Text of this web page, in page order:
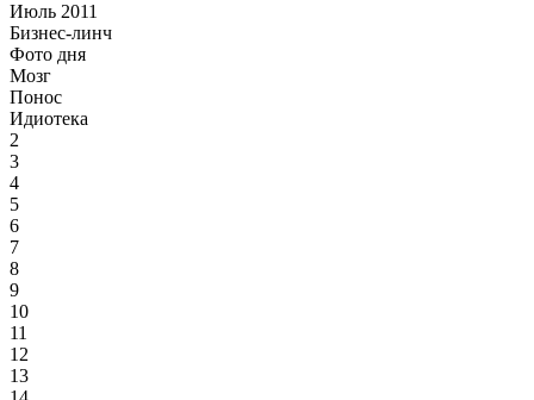
Июль 2011
Бизнес-линч
Фото дня
Мозг
Понос
Идиотека
2
3
4
5
6
7
8
9
10
11
12
13